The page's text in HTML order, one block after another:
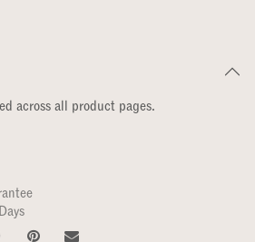
across all product pages.